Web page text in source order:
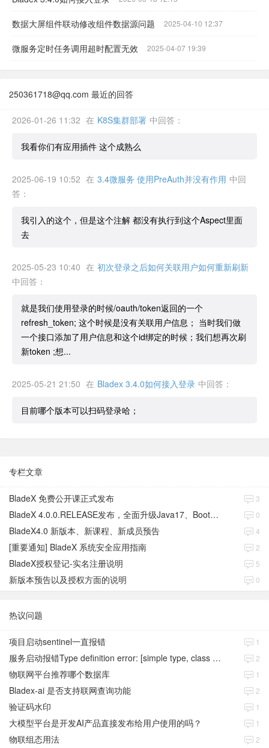
数据大屏组件联动修改组件数据源问题 2025-04-10 12:37
微服务定时任务调用超时配置无效 2025-04-07 19:39
250361718@qq.com 最近的回答
2026-01-26 11:32 在 K8S集群部署 中回答：
我看你们有应用插件 这个成熟么
2025-06-19 10:52 在 3.4微服务 使用PreAuth并没有作用 中回
答：
我引入的这个，但是这个注解 都没有执行到这个Aspect里面
去
2025-05-23 10:40 在 初次登录之后如何关联用户如何重新刷新
中回答：
就是我们使用登录的时候/oauth/token返回的一个
refresh_token; 这个时候是没有关联用户信息； 当时我们做
一个接口添加了用户信息和这个id绑定的时候；我们想再次刷
新token ;想...
2025-05-21 21:50 在 Bladex 3.4.0如何接入登录 中回答：
目前哪个版本可以扫码登录哈；
专栏文章
BladeX 免费公开课正式发布 3
BladeX 4.0.0.RELEASE发布，全面升级Java17、Boot3、Cloud2023 0
BladeX4.0 新版本、新课程、新成员预告 4
[重要通知] BladeX 系统安全应用指南 2
BladeX授权登记-实名注册说明 5
新版本预告以及授权方面的说明 0
热议问题
项目启动sentinel一直报错 1
服务启动报错Type definition error: [simple type, class java.time.Instant] 2
物联网平台推荐哪个数据库 1
Bladex-ai 是否支持联网查询功能 2
验证码水印 1
大模型平台是开发AI产品直接发布给用户使用的吗？ 1
物联组态用法 2